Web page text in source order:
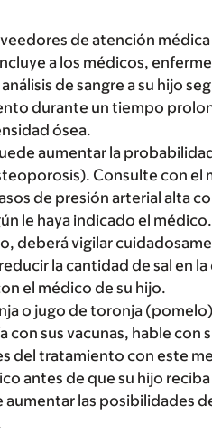
de atención
a los médicos,
de sangre a su hijo
durante un tiempo
ósea.
aumentar la
Consulte con el
de presión arterial alta
le haya indicado el médico.
deberá vigilar
la cantidad de sal en
el médico de su hijo.
o jugo de toronja
con sus vacunas, hable
del tratamiento con este
antes de que su hijo
las posibilidades